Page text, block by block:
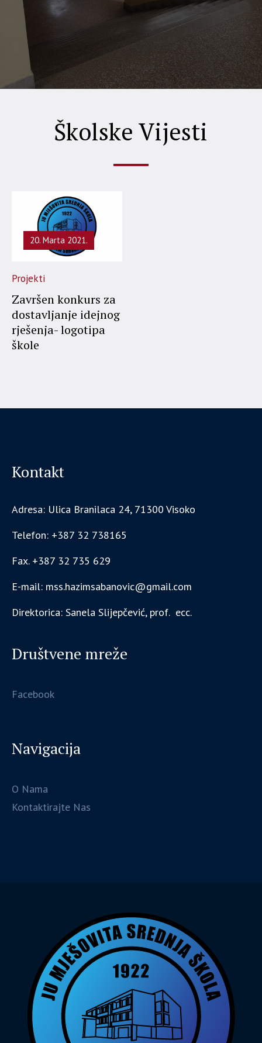
Školske Vijesti
20. Marta 2021.
Projekti
Završen konkurs za
dostavljanje idejnog
rješenja- logotipa
škole
Kontakt
Adresa: Ulica Branilaca 24, 71300 Visoko
Telefon: +387 32 738165
Fax. +387 32 735 629
E-mail: mss.hazimsabanovic@gmail.com
Direktorica: Sanela Slijepčević, prof. ecc.
Društvene mreže
Facebook
Navigacija
O Nama
Kontaktirajte Nas